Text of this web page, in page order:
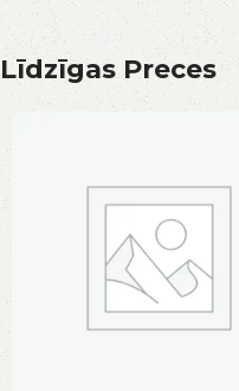
Līdzīgas Preces